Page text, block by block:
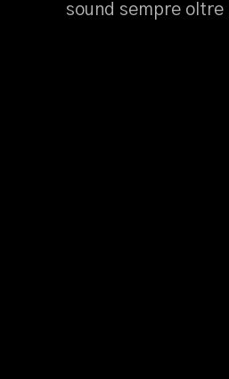
sound sempre oltre